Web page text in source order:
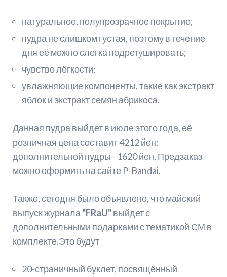
натуральное, полупрозрачное покрытие;
пудра не слишком густая, поэтому в течение
дня её можно слегка подретушировать;
чувство лёгкости;
увлажняющие компоненты, такие как экстракт
яблок и экстракт семян абрикоса.
Данная пудра выйдет в июле этого года, её
розничная цена составит 4212 йен;
дополнительной пудры - 1620 йен. Предзаказ
можно оформить на сайте P-Bandai.
Также, сегодня было объявлено, что майский
выпуск журнала "FRaU"выйдет с
дополнительными подарками с тематикой СМ в
комплекте.Это будут
20-страничный буклет, посвящённый